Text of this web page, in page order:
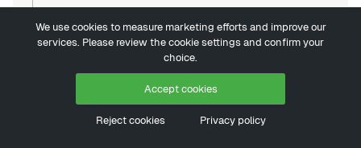
non stop gehad. Niks hielp meer. Uiteindelijk
heeft uroloog besloten te starten met
blaasspoelingen. Tot m’n zwangerschap
wekelijks gedaan. Moeten stoppen door
zwangerschap en daarna nooit geen
We use cookies to measure marketing efforts and improve our
services. Please review the cookie settings and confirm your
choice.
Accept cookies
Reject cookies Privacy policy